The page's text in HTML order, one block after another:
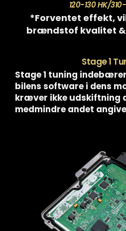
120-130 HK/
*Forventet effekt,
brændstof kvalitet
Stage 1
Stage 1 tuning
bilens software i dens
kræver ikke udskiftning
medmindre andet